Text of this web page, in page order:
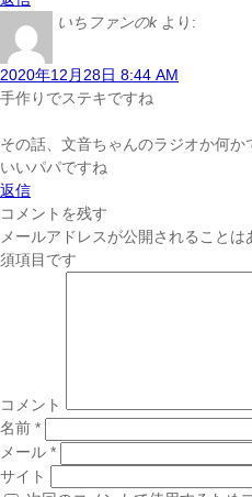
いちファンのk より:
2020年12月28日 8:44 AM
手作りでステキですね
その話、文音ちゃんのラジオか何か
いいパパですね
返信
コメントを残す
メールアドレスが公開されることは
須項目です
コメント
名前 *
メール *
サイト